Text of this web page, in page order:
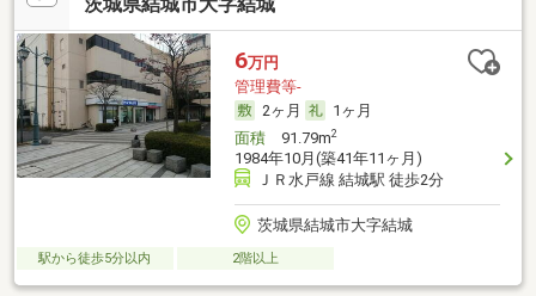
6万円
管理費等-
2ヶ月
1ヶ月
面積91.79m2
1984年10月(築41年11ヶ月)
ＪＲ水戸線 結城駅 徒歩2分
茨城県結城市大字結城
駅から徒歩5分以内 2階以上